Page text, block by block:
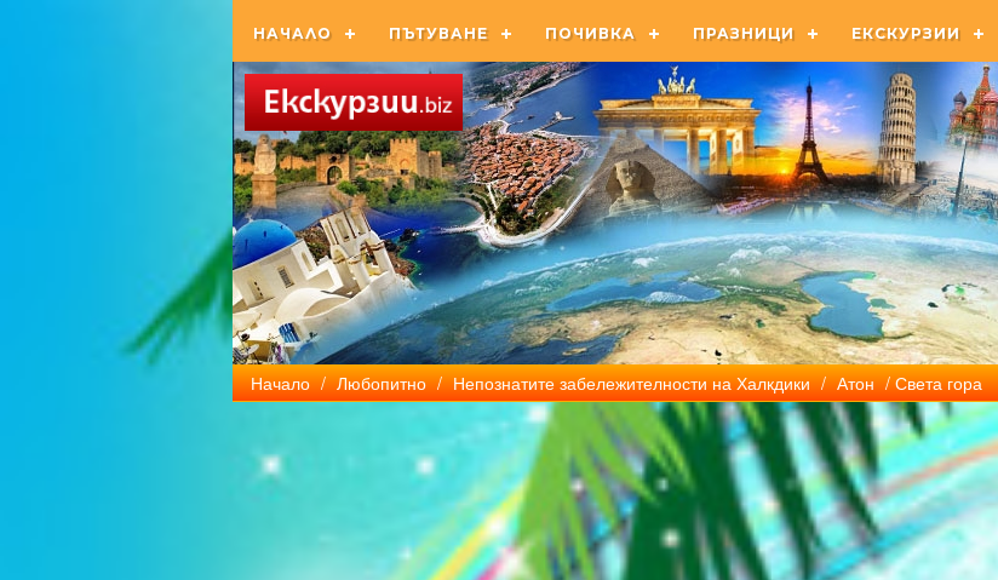
НАЧАЛО ПЪТУВАНЕ ПОЧИВКА ПРАЗНИЦИ ЕКСКУРЗИИ
Начало / Любопитно / Непознатите забележителности на Халкдики / Атон / Света гора